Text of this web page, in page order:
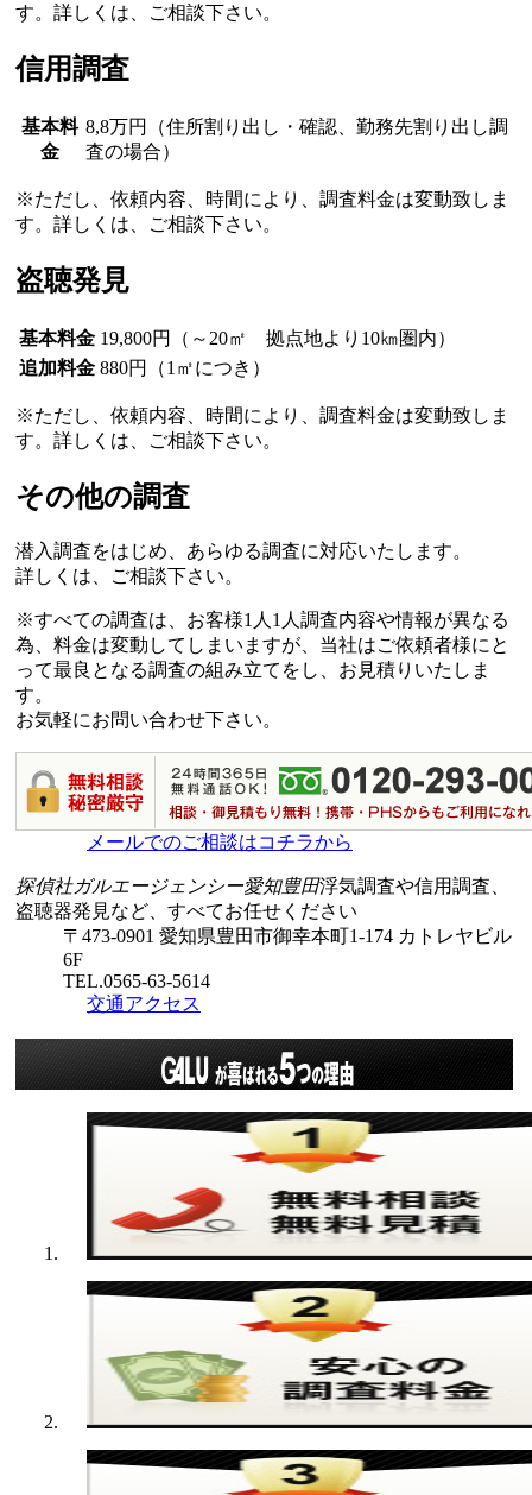
す。詳しくは、ご相談下さい。
信用調査
基本料
金
8,8万円（住所割り出し・確認、勤務先割り出し調
査の場合）
※ただし、依頼内容、時間により、調査料金は変動致しま
す。詳しくは、ご相談下さい。
盗聴発見
基本料金 19,800円（～20㎡ 拠点地より10㎞圏内）
追加料金 880円（1㎡につき）
※ただし、依頼内容、時間により、調査料金は変動致しま
す。詳しくは、ご相談下さい。
その他の調査
潜入調査をはじめ、あらゆる調査に対応いたします。
詳しくは、ご相談下さい。
※すべての調査は、お客様1人1人調査内容や情報が異なる
為、料金は変動してしまいますが、当社はご依頼者様にと
って最良となる調査の組み立てをし、お見積りいたしま
す。
お気軽にお問い合わせ下さい。
メールでのご相談はコチラから
探偵社ガルエージェンシー愛知豊田浮気調査や信用調査、
盗聴器発見など、すべてお任せください
〒473-0901 愛知県豊田市御幸本町1-174 カトレヤビル
6F
TEL.0565-63-5614
交通アクセス